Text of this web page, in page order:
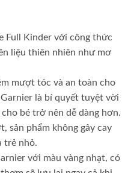
Full Kinder với công thức
liệu thiên nhiên như mơ
mượt tóc và an toàn cho
là bí quyết tuyệt vời
bé trở nên dễ dàng hơn.
sản phẩm không gây cay
trẻ nhỏ.
với màu vàng nhạt, có